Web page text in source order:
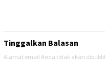
Tinggalkan Balasan
Alamat email Anda tidak akan